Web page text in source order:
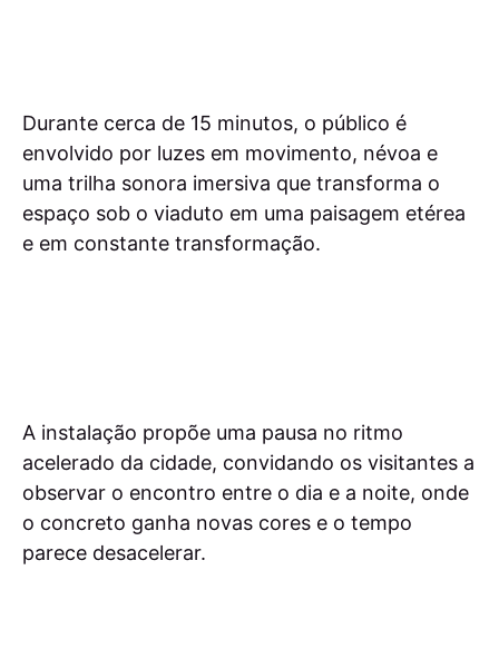
Durante cerca de 15 minutos, o público é
envolvido por luzes em movimento, névoa e
uma trilha sonora imersiva que transforma o
espaço sob o viaduto em uma paisagem etérea
e em constante transformação.
A instalação propõe uma pausa no ritmo
acelerado da cidade, convidando os visitantes a
observar o encontro entre o dia e a noite, onde
o concreto ganha novas cores e o tempo
parece desacelerar.